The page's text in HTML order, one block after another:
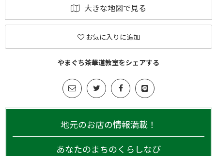
大きな地図で見る
お気に入りに追加
やまぐち茶華道教室をシェアする
地元のお店の情報満載！
あなたのまちのくらしなび